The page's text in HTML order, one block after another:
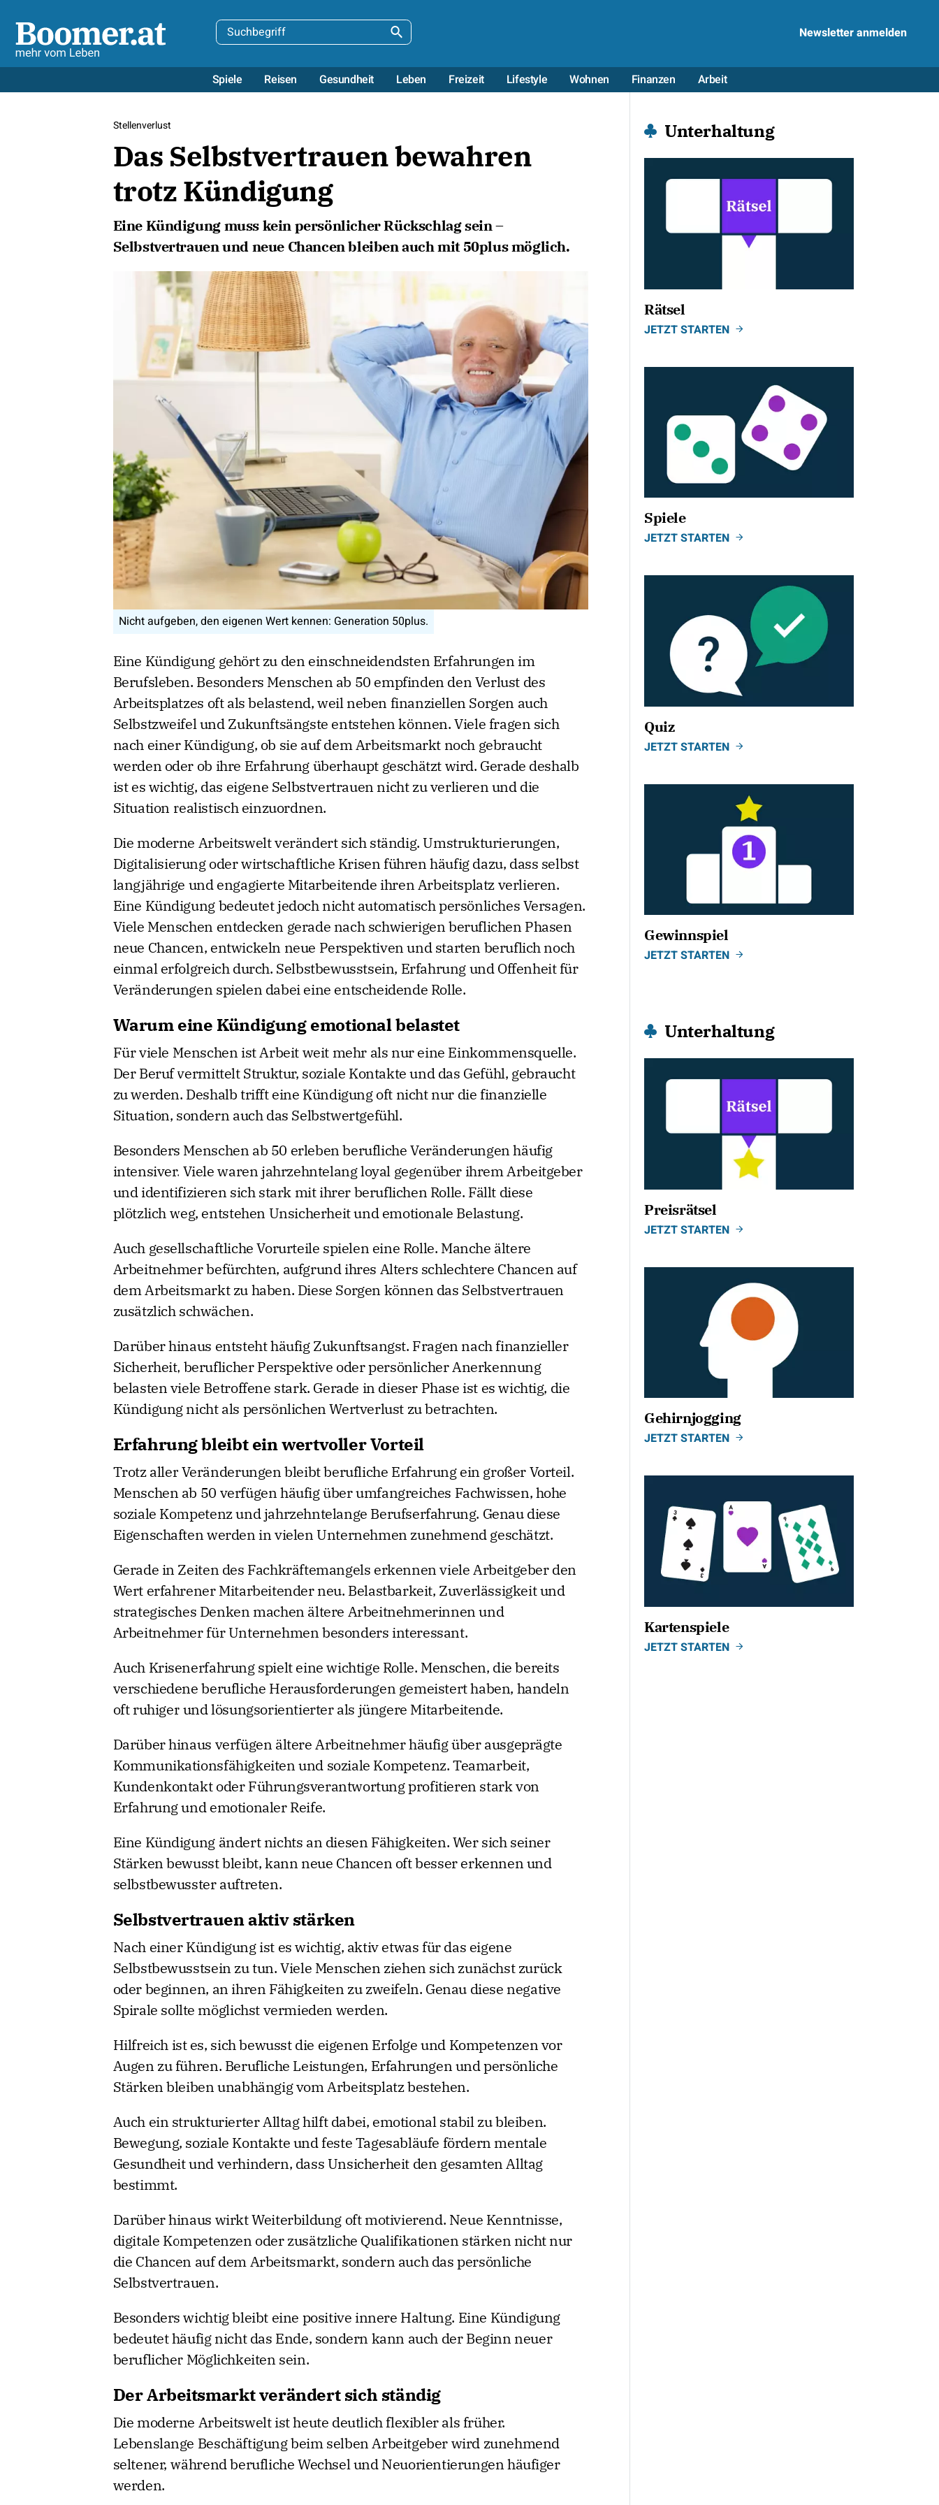
Newsletter anmelden
Spiele Reisen Gesundheit Leben Freizeit Lifestyle Wohnen Finanzen Arbeit
Stellenverlust
Das Selbstvertrauen bewahren
trotz Kündigung
Eine Kündigung muss kein persönlicher Rückschlag sein –
Selbstvertrauen und neue Chancen bleiben auch mit 50plus möglich.
Nicht aufgeben, den eigenen Wert kennen: Generation 50plus.
Eine Kündigung gehört zu den einschneidendsten Erfahrungen im
Berufsleben. Besonders Menschen ab 50 empfinden den Verlust des
Arbeitsplatzes oft als belastend, weil neben finanziellen Sorgen auch
Selbstzweifel und Zukunftsängste entstehen können. Viele fragen sich
nach einer Kündigung, ob sie auf dem Arbeitsmarkt noch gebraucht
werden oder ob ihre Erfahrung überhaupt geschätzt wird. Gerade deshalb
ist es wichtig, das eigene Selbstvertrauen nicht zu verlieren und die
Situation realistisch einzuordnen.
Die moderne Arbeitswelt verändert sich ständig. Umstrukturierungen,
Digitalisierung oder wirtschaftliche Krisen führen häufig dazu, dass selbst
langjährige und engagierte Mitarbeitende ihren Arbeitsplatz verlieren.
Eine Kündigung bedeutet jedoch nicht automatisch persönliches Versagen.
Viele Menschen entdecken gerade nach schwierigen beruflichen Phasen
neue Chancen, entwickeln neue Perspektiven und starten beruflich noch
einmal erfolgreich durch. Selbstbewusstsein, Erfahrung und Offenheit für
Veränderungen spielen dabei eine entscheidende Rolle.
Warum eine Kündigung emotional belastet
Für viele Menschen ist Arbeit weit mehr als nur eine Einkommensquelle.
Der Beruf vermittelt Struktur, soziale Kontakte und das Gefühl, gebraucht
zu werden. Deshalb trifft eine Kündigung oft nicht nur die finanzielle
Situation, sondern auch das Selbstwertgefühl.
Besonders Menschen ab 50 erleben berufliche Veränderungen häufig
intensiver. Viele waren jahrzehntelang loyal gegenüber ihrem Arbeitgeber
und identifizieren sich stark mit ihrer beruflichen Rolle. Fällt diese
plötzlich weg, entstehen Unsicherheit und emotionale Belastung.
Auch gesellschaftliche Vorurteile spielen eine Rolle. Manche ältere
Arbeitnehmer befürchten, aufgrund ihres Alters schlechtere Chancen auf
dem Arbeitsmarkt zu haben. Diese Sorgen können das Selbstvertrauen
zusätzlich schwächen.
Darüber hinaus entsteht häufig Zukunftsangst. Fragen nach finanzieller
Sicherheit, beruflicher Perspektive oder persönlicher Anerkennung
belasten viele Betroffene stark. Gerade in dieser Phase ist es wichtig, die
Kündigung nicht als persönlichen Wertverlust zu betrachten.
Erfahrung bleibt ein wertvoller Vorteil
Trotz aller Veränderungen bleibt berufliche Erfahrung ein großer Vorteil.
Menschen ab 50 verfügen häufig über umfangreiches Fachwissen, hohe
soziale Kompetenz und jahrzehntelange Berufserfahrung. Genau diese
Eigenschaften werden in vielen Unternehmen zunehmend geschätzt.
Gerade in Zeiten des Fachkräftemangels erkennen viele Arbeitgeber den
Wert erfahrener Mitarbeitender neu. Belastbarkeit, Zuverlässigkeit und
strategisches Denken machen ältere Arbeitnehmerinnen und
Arbeitnehmer für Unternehmen besonders interessant.
Auch Krisenerfahrung spielt eine wichtige Rolle. Menschen, die bereits
verschiedene berufliche Herausforderungen gemeistert haben, handeln
oft ruhiger und lösungsorientierter als jüngere Mitarbeitende.
Darüber hinaus verfügen ältere Arbeitnehmer häufig über ausgeprägte
Kommunikationsfähigkeiten und soziale Kompetenz. Teamarbeit,
Kundenkontakt oder Führungsverantwortung profitieren stark von
Erfahrung und emotionaler Reife.
Eine Kündigung ändert nichts an diesen Fähigkeiten. Wer sich seiner
Stärken bewusst bleibt, kann neue Chancen oft besser erkennen und
selbstbewusster auftreten.
Selbstvertrauen aktiv stärken
Nach einer Kündigung ist es wichtig, aktiv etwas für das eigene
Selbstbewusstsein zu tun. Viele Menschen ziehen sich zunächst zurück
oder beginnen, an ihren Fähigkeiten zu zweifeln. Genau diese negative
Spirale sollte möglichst vermieden werden.
Hilfreich ist es, sich bewusst die eigenen Erfolge und Kompetenzen vor
Augen zu führen. Berufliche Leistungen, Erfahrungen und persönliche
Stärken bleiben unabhängig vom Arbeitsplatz bestehen.
Auch ein strukturierter Alltag hilft dabei, emotional stabil zu bleiben.
Bewegung, soziale Kontakte und feste Tagesabläufe fördern mentale
Gesundheit und verhindern, dass Unsicherheit den gesamten Alltag
bestimmt.
Darüber hinaus wirkt Weiterbildung oft motivierend. Neue Kenntnisse,
digitale Kompetenzen oder zusätzliche Qualifikationen stärken nicht nur
die Chancen auf dem Arbeitsmarkt, sondern auch das persönliche
Selbstvertrauen.
Besonders wichtig bleibt eine positive innere Haltung. Eine Kündigung
bedeutet häufig nicht das Ende, sondern kann auch der Beginn neuer
beruflicher Möglichkeiten sein.
Der Arbeitsmarkt verändert sich ständig
Die moderne Arbeitswelt ist heute deutlich flexibler als früher.
Lebenslange Beschäftigung beim selben Arbeitgeber wird zunehmend
seltener, während berufliche Wechsel und Neuorientierungen häufiger
werden.
Unterhaltung
Rätsel
JETZT STARTEN
Spiele
JETZT STARTEN
Quiz
JETZT STARTEN
Gewinnspiel
JETZT STARTEN
Unterhaltung
Preisrätsel
JETZT STARTEN
Gehirnjogging
JETZT STARTEN
Kartenspiele
JETZT STARTEN